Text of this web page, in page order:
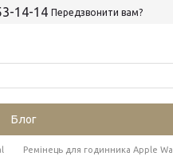
14-14 Передзвонити вам?
Блог
Ремінець для годинника Apple